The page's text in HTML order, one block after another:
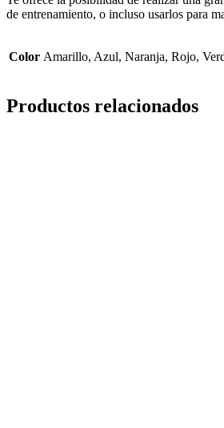
de entrenamiento, o incluso usarlos para
Color Amarillo, Azul, Naranja, Rojo,
Productos relacionados